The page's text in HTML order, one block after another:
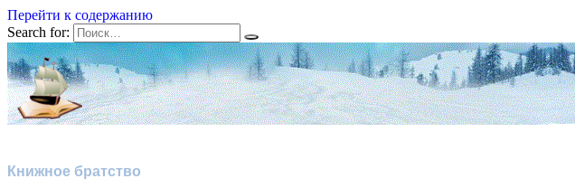
Перейти к содержанию
Search for:
Книжное братство